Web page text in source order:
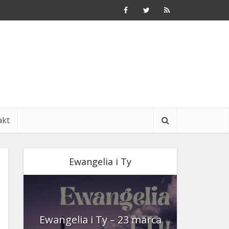
Ewangelia i Ty
Ewangelia i Ty – 23 marca